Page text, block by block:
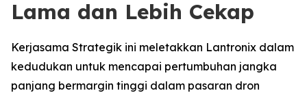
Lama dan Lebih Cekap
Kerjasama Strategik ini meletakkan Lantronix dalam
kedudukan untuk mencapai pertumbuhan jangka
panjang bermargin tinggi dalam pasaran dron